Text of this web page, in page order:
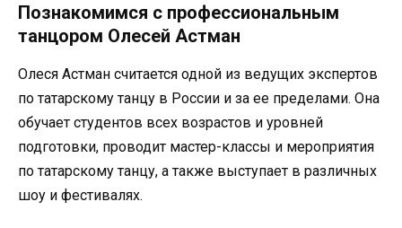
Познакомимся с профессиональным
танцором Олесей Астман
Олеся Астман считается одной из ведущих экспертов
по татарскому танцу в России и за ее пределами. Она
обучает студентов всех возрастов и уровней
подготовки, проводит мастер-классы и мероприятия
по татарскому танцу, а также выступает в различных
шоу и фестивалях.